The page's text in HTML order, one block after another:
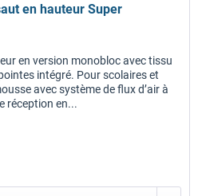
en hauteur Super
en version monobloc avec tissu
intégré. Pour scolaires et
avec système de flux d’air à
réception en...